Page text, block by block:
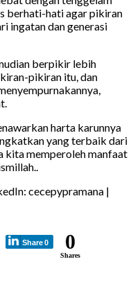
berhati-hati agar pikiran
ingatan dan generasi
berpikir lebih
pikiran itu, dan
harta karunnya
yang terbaik dari
kita memperoleh manfaat
cecepypramana |
Share0 0
Shares